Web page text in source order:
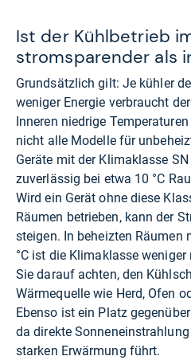
Ist der Kühlbetrieb
stromsparender als
Grundsätzlich gilt: Je kühler
weniger Energie verbraucht
Inneren niedrige
nicht alle Modelle für
Geräte mit der Klimaklasse
zuverlässig bei etwa 10 °C
Wird ein Gerät ohne diese
Räumen betrieben, kann der
steigen. In beheizten Räumen
°C ist die Klimaklasse
Sie darauf achten, den
Wärmequelle wie Herd, Ofen
Ebenso ist ein Platz
da direkte
starken Erwärmung führt.